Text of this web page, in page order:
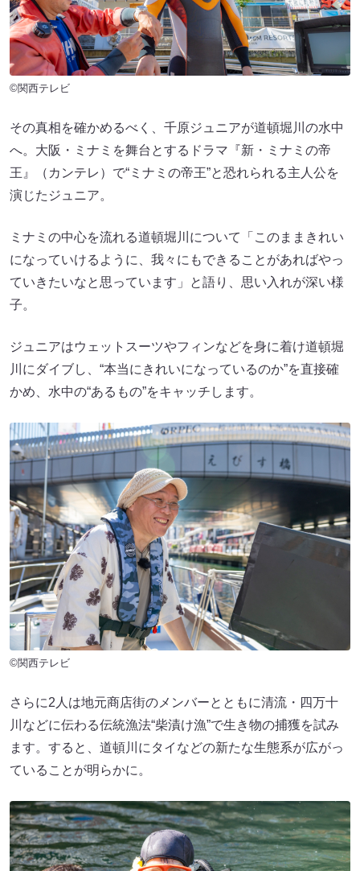
©関西テレビ
その真相を確かめるべく、千原ジュニアが道頓堀川の水中
へ。大阪・ミナミを舞台とするドラマ『新・ミナミの帝
王』（カンテレ）で“ミナミの帝王”と恐れられる主人公を
演じたジュニア。
ミナミの中心を流れる道頓堀川について「このままきれい
になっていけるように、我々にもできることがあればやっ
ていきたいなと思っています」と語り、思い入れが深い様
子。
ジュニアはウェットスーツやフィンなどを身に着け道頓堀
川にダイブし、“本当にきれいになっているのか”を直接確
かめ、水中の“あるもの”をキャッチします。
©関西テレビ
さらに2人は地元商店街のメンバーとともに清流・四万十
川などに伝わる伝統漁法“柴漬け漁”で生き物の捕獲を試み
ます。すると、道頓川にタイなどの新たな生態系が広がっ
ていることが明らかに。